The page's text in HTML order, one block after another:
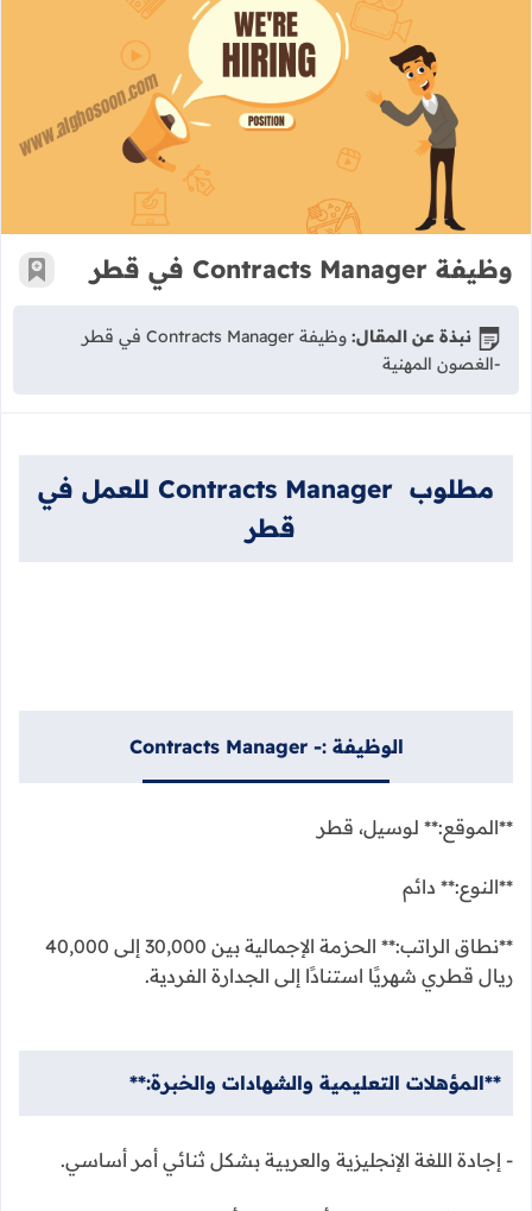
وظيفة Contracts Manager في قطر
وظيفة Contracts Manager في قطر أضف
نبذة عن المقال:
وظيفة Contracts Manager في قطر
-الغصون المهنية
مطلوب Contracts Manager للعمل في
قطر
الوظيفة :- Contracts Manager
**الموقع:** لوسيل، قطر
**النوع:** دائم
**نطاق الراتب:** الحزمة الإجمالية بين 30,000 إلى 40,000
ريال قطري شهريًا استنادًا إلى الجدارة الفردية.
**المؤهلات التعليمية والشهادات والخبرة:**
- إجادة اللغة الإنجليزية والعربية بشكل ثنائي أمر أساسي.